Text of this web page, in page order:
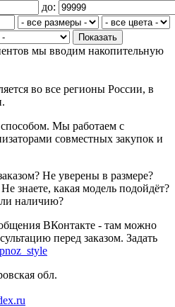
до:
мы вводим накопительную
во все регионы России, в
Мы работаем с
совместных закупок и
Не уверены в размере?
знаете, какая модель подойдёт?
наличию?
ВКонтакте - там можно
перед заказом. Задать
обл.